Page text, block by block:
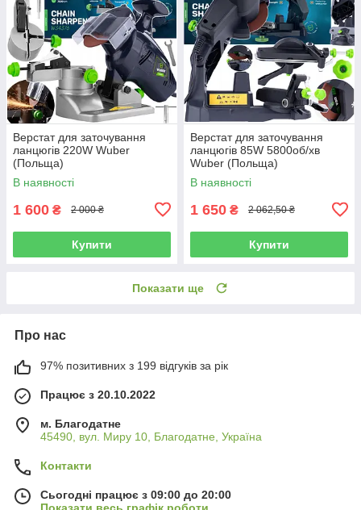
Верстат для заточування
ланцюгів 220W Wuber
(Польща)
В наявності
1 600 ₴ 2 000 ₴
Купити
Верстат для заточування
ланцюгів 85W 5800об/хв
Wuber (Польща)
В наявності
1 650 ₴ 2 062,50 ₴
Купити
Показати ще
Про нас
97% позитивних з 199 відгуків за рік
Працює з 20.10.2022
м. Благодатне
45490, вул. Миру 10, Благодатне, Україна
Контакти
Сьогодні працює з 09:00 до 20:00